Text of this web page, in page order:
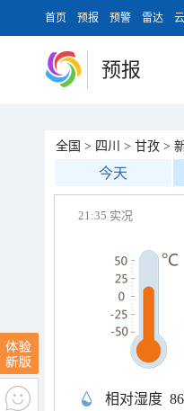
首页 预报 预警 雷达
预报
全国 > 四川 > 甘孜 >
今天
21:35 实况
相对湿度